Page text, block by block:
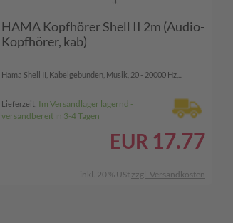
HAMA Kopfhörer Shell II 2m (Audio-
Kopfhörer, kab)
Hama Shell II, Kabelgebunden, Musik, 20 - 20000 Hz,...
Lieferzeit: Im Versandlager lagernd -
versandbereit in 3-4 Tagen
EUR 17.77
inkl. 20 % USt zzgl. Versandkosten